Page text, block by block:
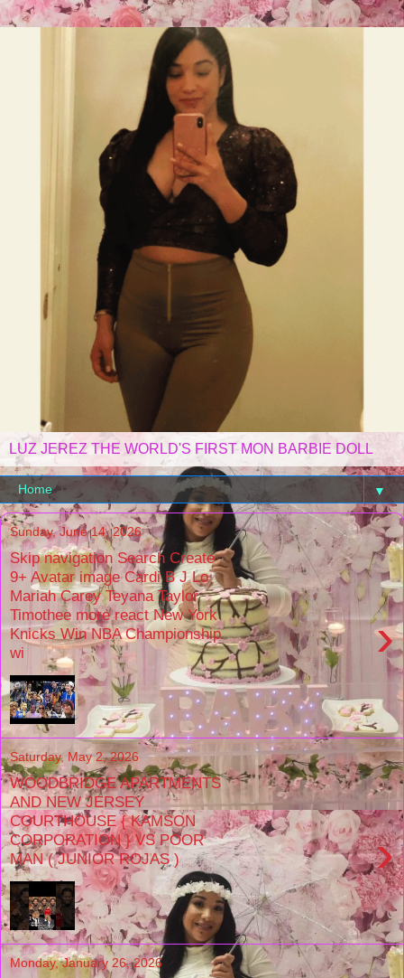
LUZ JEREZ THE WORLD'S FIRST MON BARBIE DOLL
▼
Sunday, June 14, 2026
Skip navigation Search Create
9+ Avatar image Cardi B J Lo
Mariah Carey Teyana Taylor
Timothee more react New York
Knicks Win NBA Championship
wi
›
Saturday, May 2, 2026
WOODBRIDGE APARTMENTS
AND NEW JERSEY
COURTHOUSE { KAMSON
CORPORATION } VS POOR
MAN ( JUNIOR ROJAS )
›
Monday, January 26, 2026